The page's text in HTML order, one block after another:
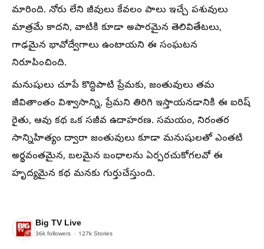
మారింది. నోరు లేని జీవులు కేవలం పాలు ఇచ్చే పశువులు
మాత్రమే కాదని, వాటికి కూడా అపారమైన తెలివితేటలు,
గాఢమైన భావోద్వేగాలు ఉంటాయని ఈ సంఘటన
నిరూపించింది.
మనుషులు చూపే కొద్దిపాటి ప్రేమకు, జంతువులు తమ
జీవితాంతం విశ్వాసాన్ని, ప్రేమని తిరిగి ఇస్తాయనడానికి ఈ ఐరిష్
రైతు, ఆవు కథ ఒక సజీవ ఉదాహరణ. సమయం, నిరంతర
సాన్నిహిత్యం ద్వారా జంతువులు కూడా మనుషులతో ఎంతటి
అర్థవంతమైన, బలమైన బంధాలను ఏర్పరచుకోగలవో ఈ
హృద్యమైన కథ మనకు గుర్తుచేస్తుంది.
Big TV Live
36k followers 127k Stories